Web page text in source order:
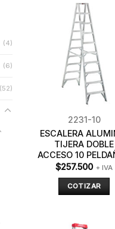
(4)
(6)
(52)
2231-10
ESCALERA
TIJERA DOBLE
ACCESO 10
$257.500 + IVA
COTIZAR